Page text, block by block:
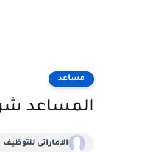
مساعد
المساعد
الاماراتى للتوظيف